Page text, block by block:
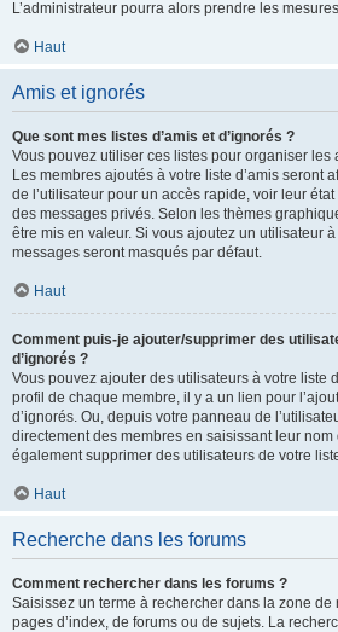
L’administrateur pourra alors prendre les
Haut
Amis et ignorés
Que sont mes listes d’amis et d’ignorés ?
Vous pouvez utiliser ces listes pour organiser les
Les membres ajoutés à votre liste d’amis seront
de l’utilisateur pour un accès rapide, voir leur
des messages privés. Selon les thèmes
être mis en valeur. Si vous ajoutez un utilisateur
messages seront masqués par défaut.
Haut
Comment puis-je ajouter/supprimer des
d’ignorés ?
Vous pouvez ajouter des utilisateurs à votre liste
profil de chaque membre, il y a un lien pour
d’ignorés. Ou, depuis votre panneau de
directement des membres en saisissant leur nom
également supprimer des utilisateurs de votre
Haut
Recherche dans les forums
Comment rechercher dans les forums ?
Saisissez un terme à rechercher dans la zone
pages d’index, de forums ou de sujets. La